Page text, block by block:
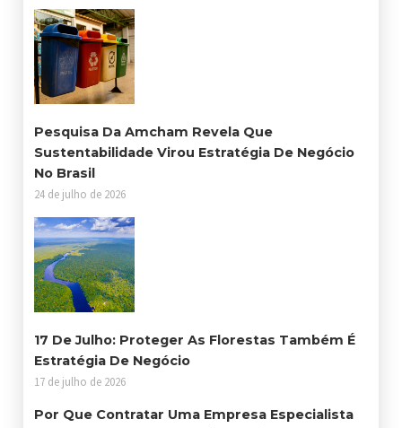
Pesquisa Da Amcham Revela Que
Sustentabilidade Virou Estratégia De Negócio
No Brasil
24 de julho de 2026
17 De Julho: Proteger As Florestas Também É
Estratégia De Negócio
17 de julho de 2026
Por Que Contratar Uma Empresa Especialista